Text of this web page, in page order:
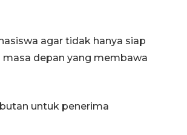
agar tidak hanya siap
depan yang membawa
untuk penerima